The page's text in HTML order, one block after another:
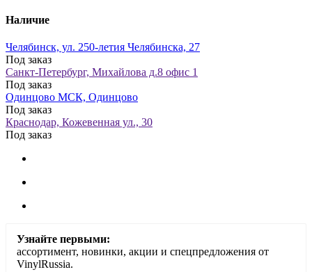
Наличие
Челябинск, ул. 250-летия Челябинска, 27
Под заказ
Санкт-Петербург, Михайлова д.8 офис 1
Под заказ
Одинцово МСК, Одинцово
Под заказ
Краснодар, Кожевенная ул., 30
Под заказ
Узнайте первыми:
ассортимент, новинки, акции и спецпредложения от
VinylRussia.